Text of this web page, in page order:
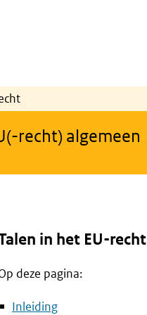
recht) algemeen
in het EU-recht
deze pagina:
Inleiding